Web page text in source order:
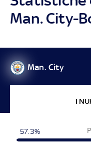
Man. City-
Man. City
I
57.3%